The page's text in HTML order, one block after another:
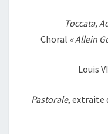
Toccata,
Choral « Allein
Louis
Pastorale, extraite